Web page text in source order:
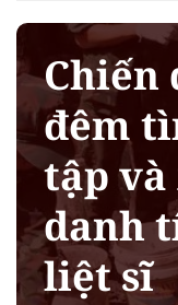
Chiến
đêm
tập
danh
liệt sĩ